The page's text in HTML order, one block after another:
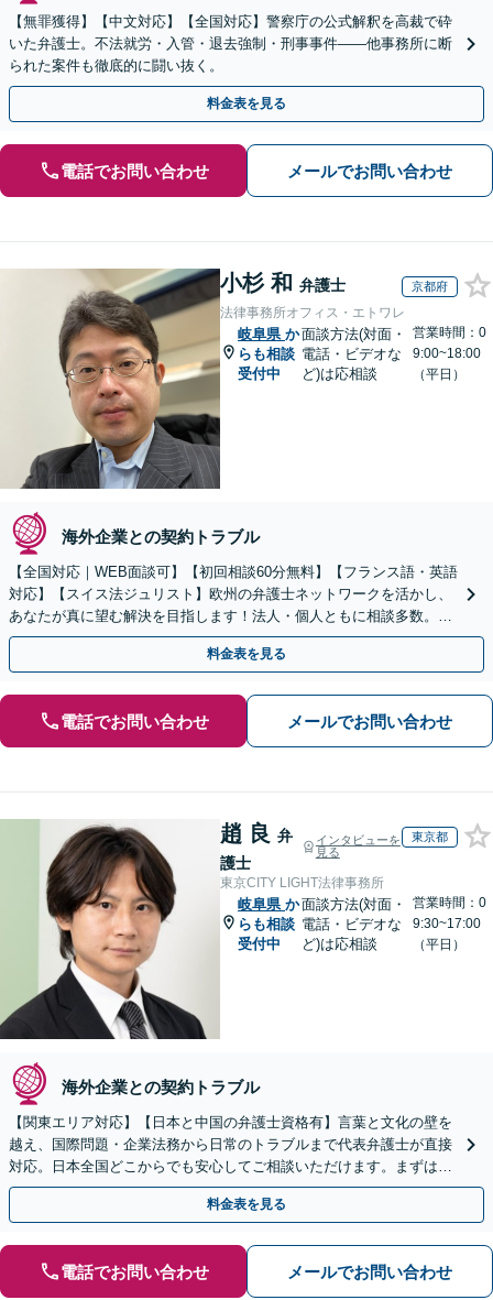
【無罪獲得】【中文対応】【全国対応】警察庁の公式解釈を高裁で砕
いた弁護士。不法就労・入管・退去強制・刑事事件——他事務所に断
られた案件も徹底的に闘い抜く。
料金表を見る
電話でお問い合わせ メールでお問い合わせ
小杉 和 弁護士 京都府
法律事務所オフィス・エトワレ
岐阜県 か
らも相談
受付中
面談方法(対面・
電話・ビデオな
ど)は応相談
営業時間：0
9:00~18:00
（平日）
海外企業との契約トラブル
【全国対応｜WEB面談可】【初回相談60分無料】【フランス語・英語
対応】【スイス法ジュリスト】欧州の弁護士ネットワークを活かし、
あなたが真に望む解決を目指します！法人・個人ともに相談多数。細
やかな連絡と粘り強い交渉を徹底【休日・夜間相談可】
料金表を見る
電話でお問い合わせ メールでお問い合わせ
趙 良 弁
護士
インタビューを
見る
東京都
東京CITY LIGHT法律事務所
岐阜県 か
らも相談
受付中
面談方法(対面・
電話・ビデオな
ど)は応相談
営業時間：0
9:30~17:00
（平日）
海外企業との契約トラブル
【関東エリア対応】【日本と中国の弁護士資格有】言葉と文化の壁を
越え、国際問題・企業法務から日常のトラブルまで代表弁護士が直接
対応。日本全国どこからでも安心してご相談いただけます。まずは一
歩を踏み出してみませんか。【初回相談無料】
料金表を見る
電話でお問い合わせ メールでお問い合わせ